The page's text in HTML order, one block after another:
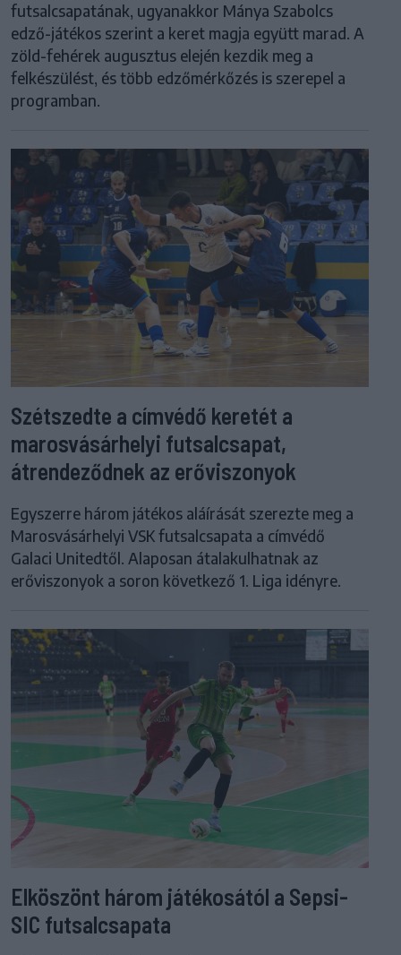
futsalcsapatának, ugyanakkor Mánya Szabolcs
edző-játékos szerint a keret magja együtt marad. A
zöld-fehérek augusztus elején kezdik meg a
felkészülést, és több edzőmérkőzés is szerepel a
programban.
Szétszedte a címvédő keretét a
marosvásárhelyi futsalcsapat,
átrendeződnek az erőviszonyok
Egyszerre három játékos aláírását szerezte meg a
Marosvásárhelyi VSK futsalcsapata a címvédő
Galaci Unitedtől. Alaposan átalakulhatnak az
erőviszonyok a soron következő 1. Liga idényre.
Elköszönt három játékosától a Sepsi-
SIC futsalcsapata